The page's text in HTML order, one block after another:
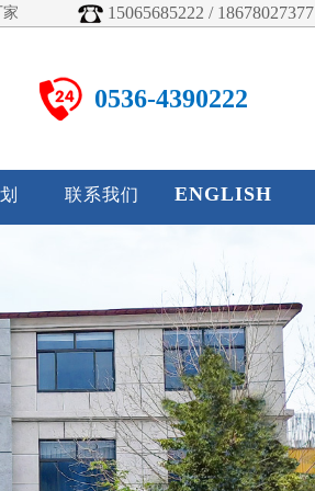
15065685222 / 18678027377
0536-4390222
联系我们 ENGLISH